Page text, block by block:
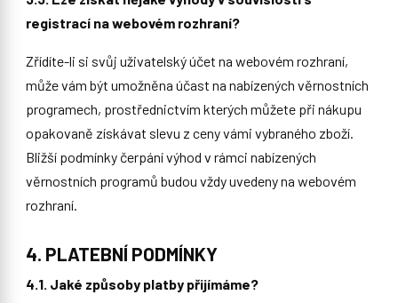
registrací na webovém rozhraní?
Zřídíte-li si svůj uživatelský účet na webovém rozhraní,
může vám být umožněna účast na nabízených věrnostních
programech, prostřednictvím kterých můžete při nákupu
opakovaně získávat slevu z ceny vámi vybraného zboží.
Bližší podmínky čerpání výhod v rámci nabízených
věrnostních programů budou vždy uvedeny na webovém
rozhraní.
4. PLATEBNÍ PODMÍNKY
4.1. Jaké způsoby platby přijímáme?